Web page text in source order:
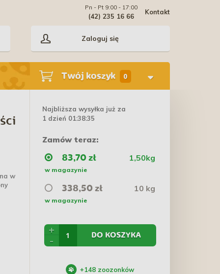
Kontakt
Pn - Pt 9:00 - 17:00
(42) 235 16 66
Zaloguj się
Twój koszyk 0
w
Najbliższa wysyłka już za
1 dzień 01:38:34
Zamów teraz:
83,70 zł 1,50kg
w magazynie
338,50 zł 10 kg
w magazynie
+
-
DO KOSZYKA
+148 zoozonków